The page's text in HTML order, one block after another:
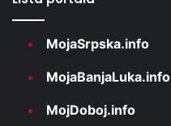
MojaSrpska.info
MojaBanjaLuka.info
MojDoboj.info